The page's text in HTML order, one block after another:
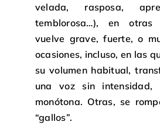
velada, rasposa,
temblorosa…), en otras
vuelve grave, fuerte, o
ocasiones, incluso, en las
su volumen habitual,
una voz sin intensidad,
monótona. Otras, se
“gallos”.